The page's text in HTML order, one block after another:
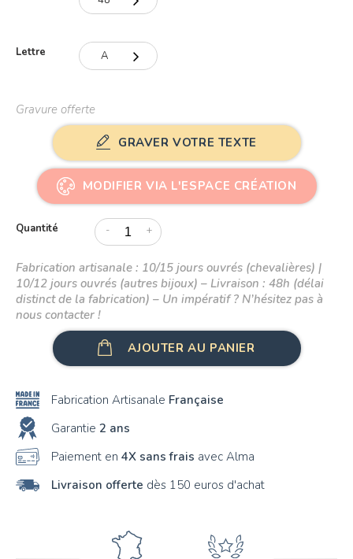
49
51
53
54
56
58
Lettre A
C
D
F
G
H
I
J
K
L
M
Gravure offerte
GRAVER VOTRE TEXTE
MODIFIER VIA L'ESPACE CRÉATION
Quantité - +
Fabrication artisanale : 10/15 jours ouvrés (chevalières) |
10/12 jours ouvrés (autres bijoux) – Livraison : 48h (délai
distinct de la fabrication) – Un impératif ? N’hésitez pas à
nous contacter !
AJOUTER AU PANIER
Fabrication Artisanale Française
Garantie 2 ans
Paiement en 4X sans frais avec Alma
Livraison offerte dès 150 euros d'achat